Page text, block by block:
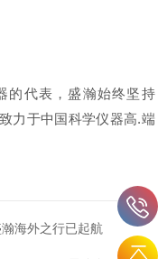
的代表，盛瀚始终坚持
力于中国科学仪器高.端
海外之行已起航